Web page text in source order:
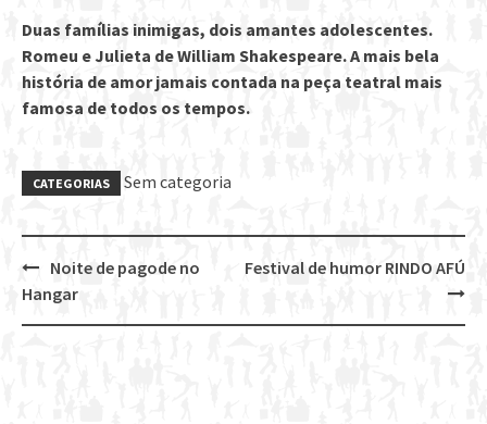
Duas famílias inimigas, dois amantes adolescentes.
Romeu e Julieta de William Shakespeare. A mais bela
história de amor jamais contada na peça teatral mais
famosa de todos os tempos.
CATEGORIAS Sem categoria
Post
navigation
Festival de humor RINDO AFÚ
Noite de pagode no
Hangar